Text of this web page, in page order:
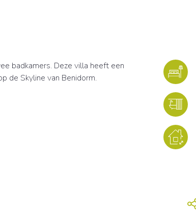
badkamers. Deze villa heeft een
de Skyline van Benidorm.